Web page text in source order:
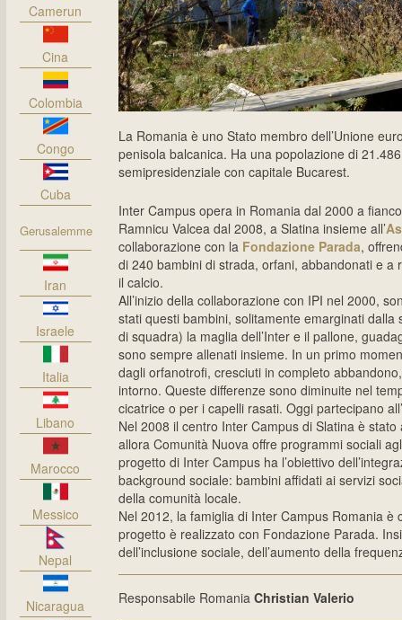
Camerun
Cina
Colombia
Congo
Cuba
Gerusalemme
Iran
Israele
Italia
Libano
Marocco
Messico
Nepal
Nicaragua
La Romania è uno Stato membro dell’Unione
penisola balcanica. Ha una popolazione di
semipresidenziale con capitale Bucarest.
Inter Campus opera in Romania dal 2000 a
Ramnicu Valcea dal 2008, a Slatina insieme all’
collaborazione con la Fondazione Parada,
di 240 bambini di strada, orfani, abbandonati e
il calcio.
All’inizio della collaborazione con IPI nel 2000,
stati questi bambini, solitamente emarginati
di squadra) la maglia dell’Inter e il pallone,
sono sempre allenati insieme. In un primo
dagli orfanotrofi, cresciuti in completo
intorno. Queste differenze sono diminuite nel
cicatrice o per i capelli rasati. Oggi partecipano
Nel 2008 il centro Inter Campus di Slatina è
allora Comunità Nuova offre programmi sociali
progetto di Inter Campus ha l’obiettivo
background sociale: bambini affidati ai servizi
della comunità locale.
Nel 2012, la famiglia di Inter Campus Romania
progetto è realizzato con Fondazione Parada.
dell’inclusione sociale, dell’aumento della
Responsabile Romania Christian Valerio